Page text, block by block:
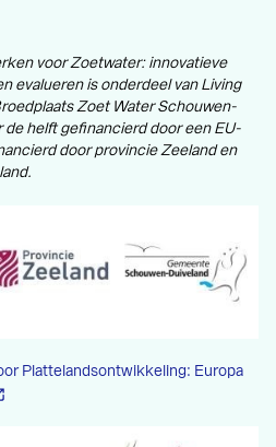
voor Zoetwater: innovatieve
evalueren is onderdeel van Living
Zoet Water Schouwen-
de helft gefinancierd door een EU-
door provincie Zeeland en
Plattelandsontwikkeling: Europa